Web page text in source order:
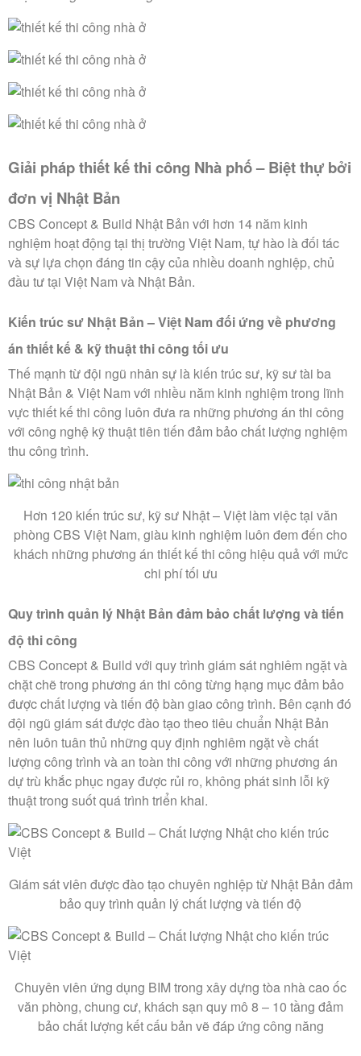
Giải pháp thiết kế thi công Nhà phố – Biệt thự bởi
đơn vị Nhật Bản
CBS Concept & Build Nhật Bản với hơn 14 năm kinh
nghiệm hoạt động tại thị trường Việt Nam, tự hào là đối tác
và sự lựa chọn đáng tin cậy của nhiều doanh nghiệp, chủ
đầu tư tại Việt Nam và Nhật Bản.
Kiến trúc sư Nhật Bản – Việt Nam đối ứng về phương
án thiết kế & kỹ thuật thi công tối ưu
Thế mạnh từ đội ngũ nhân sự là kiến trúc sư, kỹ sư tài ba
Nhật Bản & Việt Nam với nhiều năm kinh nghiệm trong lĩnh
vực thiết kế thi công luôn đưa ra những phương án thi công
với công nghệ kỹ thuật tiên tiến đảm bảo chất lượng nghiệm
thu công trình.
Hơn 120 kiến trúc sư, kỹ sư Nhật – Việt làm việc tại văn
phòng CBS Việt Nam, giàu kinh nghiệm luôn đem đến cho
khách những phương án thiết kế thi công hiệu quả với mức
chi phí tối ưu
Quy trình quản lý Nhật Bản đảm bảo chất lượng và tiến
độ thi công
CBS Concept & Build với quy trình giám sát nghiêm ngặt và
chặt chẽ trong phương án thi công từng hạng mục đảm bảo
được chất lượng và tiến độ bàn giao công trình. Bên cạnh đó
đội ngũ giám sát được đào tạo theo tiêu chuẩn Nhật Bản
nên luôn tuân thủ những quy định nghiêm ngặt về chất
lượng công trình và an toàn thi công với những phương án
dự trù khắc phục ngay được rủi ro, không phát sinh lỗi kỹ
thuật trong suốt quá trình triển khai.
Giám sát viên được đào tạo chuyên nghiệp từ Nhật Bản đảm
bảo quy trình quản lý chất lượng và tiến độ
Chuyên viên ứng dụng BIM trong xây dựng tòa nhà cao ốc
văn phòng, chung cư, khách sạn quy mô 8 – 10 tầng đảm
bảo chất lượng kết cấu bản vẽ đáp ứng công năng